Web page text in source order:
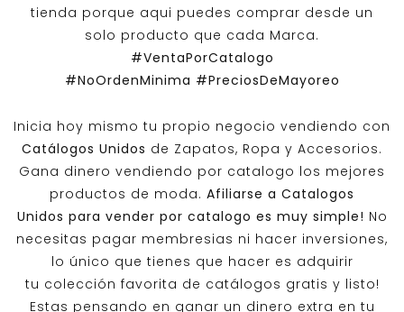
tienda porque aqui puedes comprar desde un
solo producto que cada Marca.
#VentaPorCatalogo
#NoOrdenMinima #PreciosDeMayoreo
Inicia hoy mismo tu propio negocio vendiendo con
Catálogos Unidos de Zapatos, Ropa y Accesorios.
Gana dinero vendiendo por catalogo los mejores
productos de moda. Afiliarse a Catalogos
Unidos para vender por catalogo es muy simple! No
necesitas pagar membresias ni hacer inversiones,
lo único que tienes que hacer es adquirir
tu colección favorita de catálogos gratis y listo!
Estas pensando en ganar un dinero extra en tu